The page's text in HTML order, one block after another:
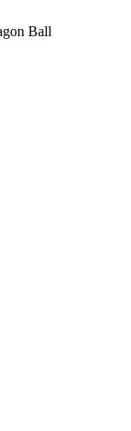
Ball